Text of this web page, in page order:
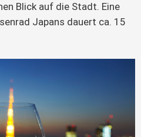
Blick auf die Stadt. Eine
Japans dauert ca. 15